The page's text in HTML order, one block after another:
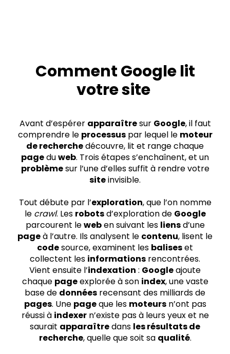
Comment Google lit
votre site
Avant d’espérer apparaîtresur Google, il faut
comprendre le processuspar lequel le moteur
de recherchedécouvre, lit et range chaque
pageduweb. Trois étapes s’enchaînent, et un
problèmesur l’une d’elles suffit à rendre votre
siteinvisible.
Tout débute par l’exploration, que l’on nomme
le crawl. Les robotsd’exploration de Google
parcourent leweben suivant les liensd’une
pageà l’autre. Ils analysent le contenu, lisent le
codesource, examinent les baliseset
collectent les informations rencontrées.
Vient ensuite l’indexation : Googleajoute
chaque pageexplorée à son index, une vaste
base de données recensant des milliards de
pages. Une pageque les moteursn’ont pas
réussi à indexern’existe pas à leurs yeux et ne
saurait apparaîtredans les résultats de
recherche, quelle que soit sa qualité.